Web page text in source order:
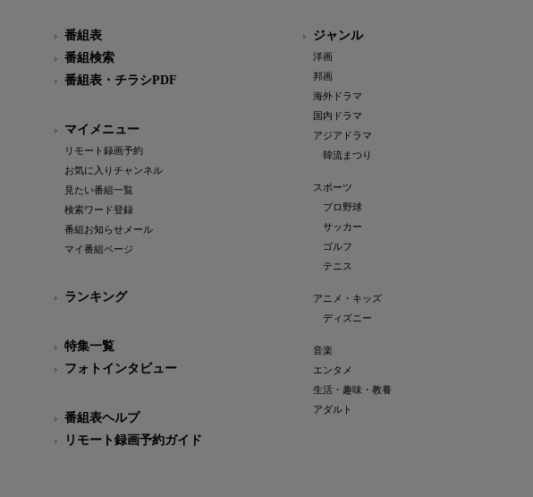
番組表
番組検索
番組表・チラシPDF
マイメニュー
リモート録画予約
お気に入りチャンネル
見たい番組一覧
検索ワード登録
番組お知らせメール
マイ番組ページ
ランキング
特集一覧
フォトインタビュー
番組表ヘルプ
リモート録画予約ガイド
ジャンル
洋画
邦画
海外ドラマ
国内ドラマ
アジアドラマ
韓流まつり
スポーツ
プロ野球
サッカー
ゴルフ
テニス
アニメ・キッズ
ディズニー
音楽
エンタメ
生活・趣味・教養
アダルト